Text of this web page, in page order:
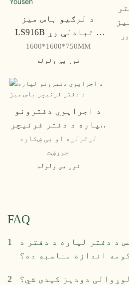
د لرګیو باس میز
LS916B د تبادلې وړ
اجزاو سره - Yousen
1600*1600*750MM
نور یی ولوله
د اجرایوي دفترونو
لپاره د دفتر فرنیچر
باس میز
لږترلږه او بې ښکاره
جوړښت
نور یی ولوله
FAQ
1
د دفتر لپاره د دفتر د
اندازه مناسبه ده؟
2 دودیز کیدی شي؟